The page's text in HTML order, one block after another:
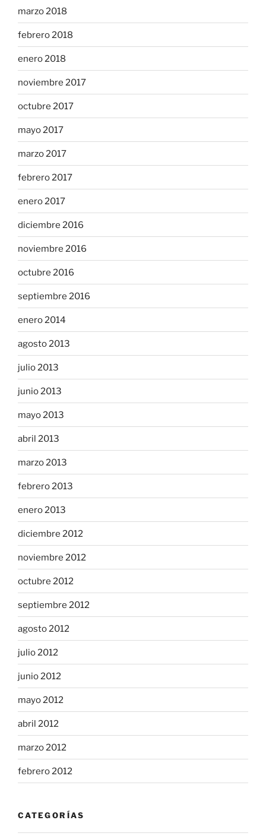
marzo 2018
febrero 2018
enero 2018
noviembre 2017
octubre 2017
mayo 2017
marzo 2017
febrero 2017
enero 2017
diciembre 2016
noviembre 2016
octubre 2016
septiembre 2016
enero 2014
agosto 2013
julio 2013
junio 2013
mayo 2013
abril 2013
marzo 2013
febrero 2013
enero 2013
diciembre 2012
noviembre 2012
octubre 2012
septiembre 2012
agosto 2012
julio 2012
junio 2012
mayo 2012
abril 2012
marzo 2012
febrero 2012
CATEGORÍAS